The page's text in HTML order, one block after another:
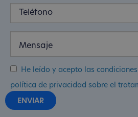
He leído y acepto las
política de privacidad sobre el